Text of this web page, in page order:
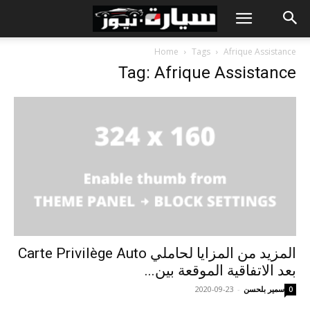
Home Tags Afrique Assistance
Tag: Afrique Assistance
المزيد من المزايا لحاملي Carte Privilège Auto
بعد الاتفاقية الموقعة بين...
سمير بلحسن -
2020-09-23 0